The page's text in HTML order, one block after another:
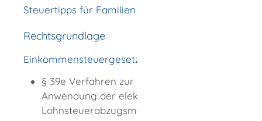
Steuertipps für Familien
Rechtsgrundlage
Einkommensteuergesetz (EStG)
§ 39e Verfahren zur Bildung und
Anwendung der elektronischen
Lohnsteuerabzugsmerkmale